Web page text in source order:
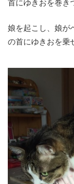
首にゆきおを巻き
娘を起こし、娘が
の首にゆきおを乗